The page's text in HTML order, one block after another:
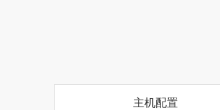
主机配置